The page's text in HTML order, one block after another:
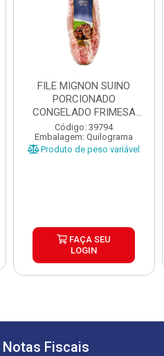
FILE MIGNON SUINO
PORCIONADO
CONGELADO FRIMESA
CAIXA ±15KG
Código: 39794
Embalagem: Quilograma
Produto de peso variável
FAÇA SEU
LOGIN
Notas Fiscais